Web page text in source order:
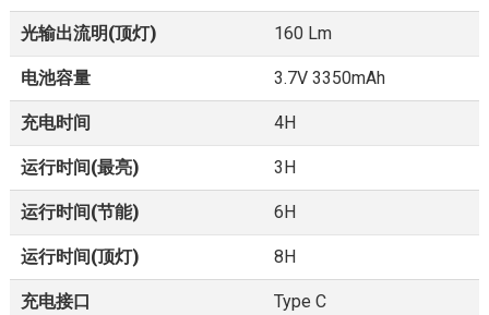
光输出流明(顶灯) 160 Lm
电池容量 3.7V 3350mAh
充电时间 4H
运行时间(最亮) 3H
运行时间(节能) 6H
运行时间(顶灯) 8H
充电接口 Type C